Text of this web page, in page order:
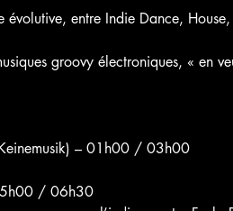
entre Indie Dance, House,
groovy électroniques, « en
– 01h00 / 03h00
/ 06h30